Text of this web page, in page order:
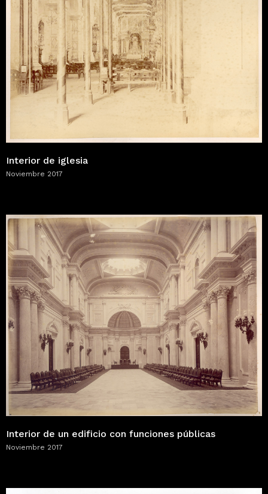
Interior de iglesia
Noviembre 2017
Interior de un edificio con funciones públicas
Noviembre 2017